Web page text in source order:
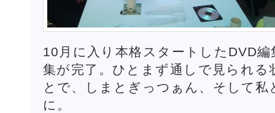
10月に入り本格スタートしたDVD
集が完了。ひとまず通しで見られ
とで、しまとぎっつぁん、そして
に。